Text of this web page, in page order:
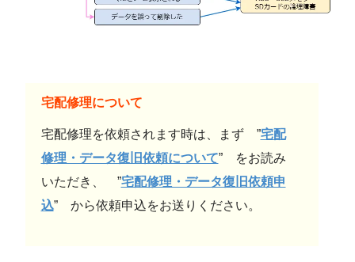
宅配修理について
宅配修理を依頼されます時は、まず ”宅配
修理・データ復旧依頼について” をお読み
いただき、 ”宅配修理・データ復旧依頼申
込” から依頼申込をお送りください。